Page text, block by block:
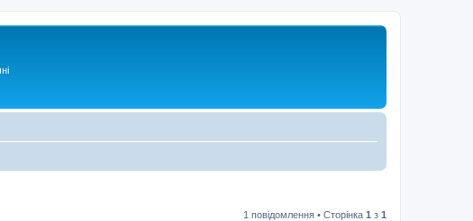
1 повідомлення • Сторінка 1 з 1